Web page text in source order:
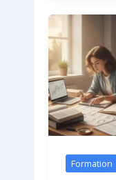
Formation